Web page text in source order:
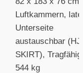
Luftkammern,
Unterseite
austauschbar
SKIRT),
544 kg